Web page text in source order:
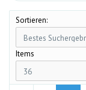
Sortieren:
Items